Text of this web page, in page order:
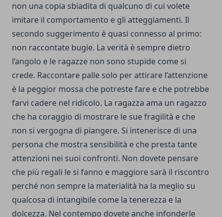
non una copia sbiadita di qualcuno di cui volete
imitare il comportamento e gli atteggiamenti. Il
secondo suggerimento è quasi connesso al primo:
non raccontate bugie. La verità è sempre dietro
l’angolo e le ragazze non sono stupide come si
crede. Raccontare palle solo per attirare l’attenzione
è la peggior mossa che potreste fare e che potrebbe
farvi cadere nel ridicolo. La ragazza ama un ragazzo
che ha coraggio di mostrare le sue fragilità e che
non si vergogna di piangere. Si intenerisce di una
persona che mostra sensibilità e che presta tante
attenzioni nei suoi confronti. Non dovete pensare
che più regali le si fanno e maggiore sarà il riscontro
perché non sempre la materialità ha la meglio su
qualcosa di intangibile come la tenerezza e la
dolcezza. Nel contempo dovete anche infonderle